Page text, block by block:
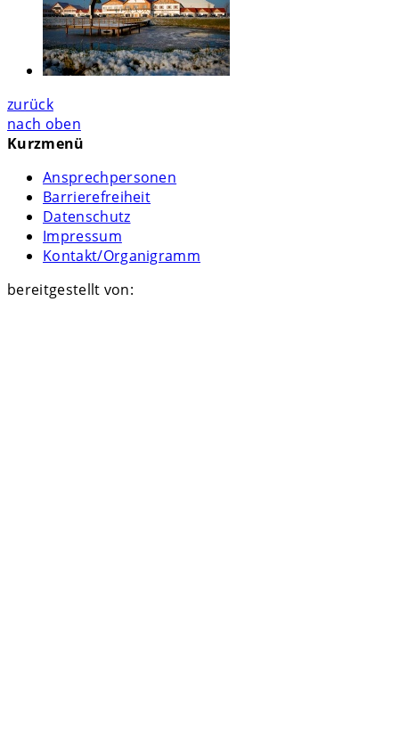
zurück
nach oben
Kurzmenü
Ansprechpersonen
Barrierefreiheit
Datenschutz
Impressum
Kontakt/Organigramm
bereitgestellt von: